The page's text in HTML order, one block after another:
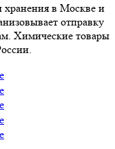
хранения в Москве и
отправку
Химические товары